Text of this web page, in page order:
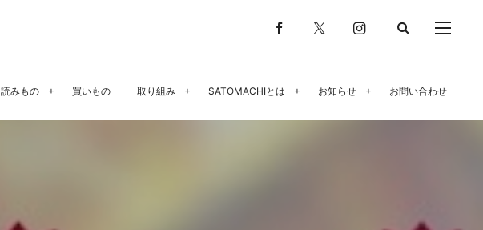
読みもの 買いもの 取り組み SATOMACHIとは お知らせ お問い合わせ